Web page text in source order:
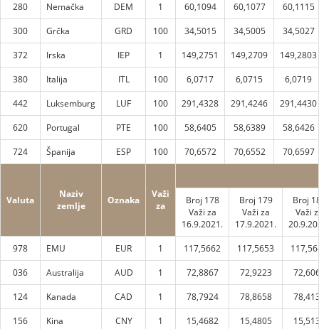
280
Nemačka DEM 1 60,1094 60,1077
60,1115
300
Grčka GRD 100 34,5015 34,5005
34,5027
372
Irska IEP 1 149,2751 149,2709
149,2803
380
Italija ITL 100 6,0717 6,0715
6,0719
442
Luksemburg LUF 100 291,4328 291,4246
291,4430
620
Portugal PTE 100 58,6405 58,6389
58,6426
724
Španija ESP 100 70,6572 70,6552 70,6597
Valuta
Naziv
zemlje
Oznaka
Važi
za
Broj 178
Važi za
16.9.2021.
Broj 179
Važi za
17.9.2021.
Broj
Važi
978
EMU EUR 1 117,5662 117,5653
036
Australija AUD 1 72,8867 72,9223
124
Kanada CAD 1 78,7924 78,8658
156
Kina CNY 1 15,4682 15,4805